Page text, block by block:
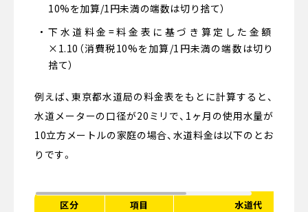
10%を加算/1円未満の端数は切り捨て）
下水道料金=料金表に基づき算定した金額
×1.10（消費税10%を加算/1円未満の端数は切り
捨て）
例えば、東京都水道局の料金表をもとに計算すると、
水道メーターの口径が20ミリで、1ヶ月の使用水量が
10立方メートルの家庭の場合、水道料金は以下のとお
りです。
区分 項目 水道代